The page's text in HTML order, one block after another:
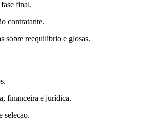
final.
contratante.
sobre reequilibrio e glosas.
financeira e jurídica.
selecao.